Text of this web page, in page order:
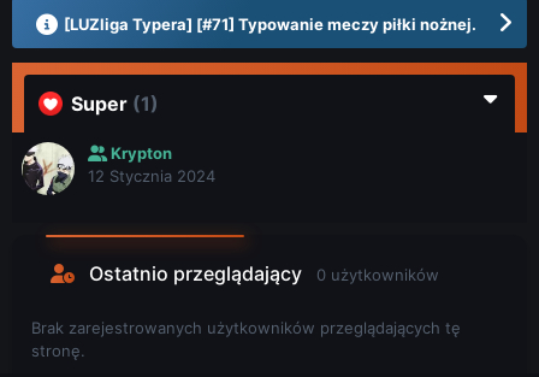
[LUZliga Typera] [#71] Typowanie meczy piłki nożnej.
Super (1)
Krypton
12 Stycznia 2024
Ostatnio przeglądający 0 użytkowników
Brak zarejestrowanych użytkowników przeglądających tę
stronę.